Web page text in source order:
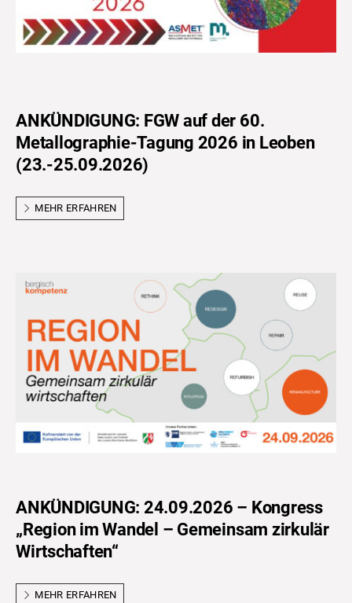
ANKÜNDIGUNG: FGW auf der 60.
Metallographie-Tagung 2026 in Leoben
(23.-25.09.2026)
MEHR ERFAHREN
ANKÜNDIGUNG: 24.09.2026 – Kongress
„Region im Wandel – Gemeinsam zirkulär
Wirtschaften“
MEHR ERFAHREN